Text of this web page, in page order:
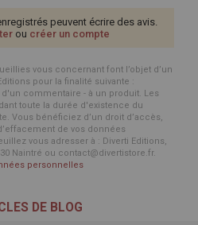
peuvent écrire des avis.
ou créer un compte
vous concernant font l’objet d’un
pour la finalité suivante :
commentaire - à un produit. Les
toute la durée d'existence du
Vous bénéficiez d’un droit d’accès,
de vos données
vous adresser à : Diverti Editions,
Naintré ou contact@divertistore.fr.
personnelles
DE BLOG